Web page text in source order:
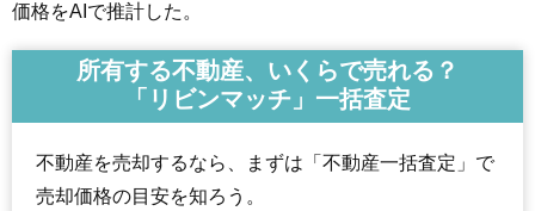
価格をAIで推計した。
所有する不動産、いくらで売れる？
「リビンマッチ」一括査定
不動産を売却するなら、まずは「不動産一括査定」で
売却価格の目安を知ろう。